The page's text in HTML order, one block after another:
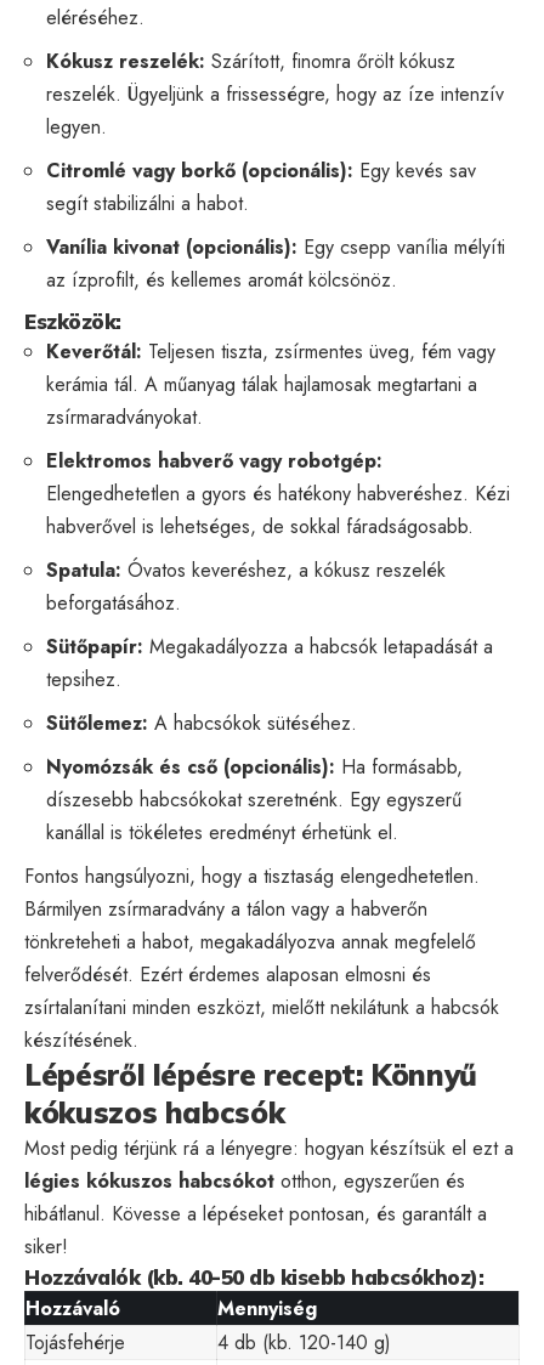
eléréséhez.
Kókusz reszelék: Szárított, finomra őrölt kókusz
reszelék. Ügyeljünk a frissességre, hogy az íze intenzív
legyen.
Citromlé vagy borkő (opcionális): Egy kevés sav
segít stabilizálni a habot.
Vanília kivonat (opcionális): Egy csepp vanília mélyíti
az ízprofilt, és kellemes aromát kölcsönöz.
Eszközök:
Keverőtál: Teljesen tiszta, zsírmentes üveg, fém vagy
kerámia tál. A műanyag tálak hajlamosak megtartani a
zsírmaradványokat.
Elektromos habverő vagy robotgép:
Elengedhetetlen a gyors és hatékony habveréshez. Kézi
habverővel is lehetséges, de sokkal fáradságosabb.
Spatula: Óvatos keveréshez, a kókusz reszelék
beforgatásához.
Sütőpapír: Megakadályozza a habcsók letapadását a
tepsihez.
Sütőlemez: A habcsókok sütéséhez.
Nyomózsák és cső (opcionális): Ha formásabb,
díszesebb habcsókokat szeretnénk. Egy egyszerű
kanállal is tökéletes eredményt érhetünk el.
Fontos hangsúlyozni, hogy a tisztaság elengedhetetlen.
Bármilyen zsírmaradvány a tálon vagy a habverőn
tönkreteheti a habot, megakadályozva annak megfelelő
felverődését. Ezért érdemes alaposan elmosni és
zsírtalanítani minden eszközt, mielőtt nekilátunk a habcsók
készítésének.
Lépésről lépésre recept: Könnyű
kókuszos habcsók
Most pedig térjünk rá a lényegre: hogyan készítsük el ezt a
légies kókuszos habcsókot otthon, egyszerűen és
hibátlanul. Kövesse a lépéseket pontosan, és garantált a
siker!
Hozzávalók (kb. 40-50 db kisebb habcsókhoz):
Hozzávaló
Mennyiség
Tojásfehérje
4 db (kb. 120-140 g)